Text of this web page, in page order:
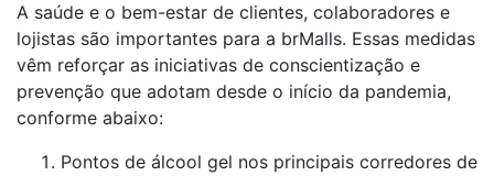
A saúde e o bem-estar de clientes, colaboradores e
lojistas são importantes para a brMalls. Essas medidas
vêm reforçar as iniciativas de conscientização e
prevenção que adotam desde o início da pandemia,
conforme abaixo:
Pontos de álcool gel nos principais corredores de